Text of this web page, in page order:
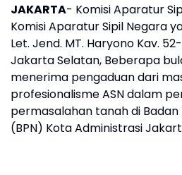
JAKARTA- Komisi Aparatur
Komisi Aparatur Sipil Negara
Let. Jend. MT. Haryono Kav.
Jakarta Selatan, Beberapa
menerima pengaduan dari
profesionalisme ASN dalam
permasalahan tanah di
(BPN) Kota Administrasi